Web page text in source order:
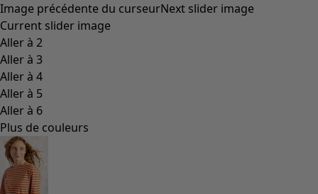
Image précédente du curseurNext slider image
Current slider image
Aller à 2
Aller à 3
Aller à 4
Aller à 5
Aller à 6
Plus de couleurs